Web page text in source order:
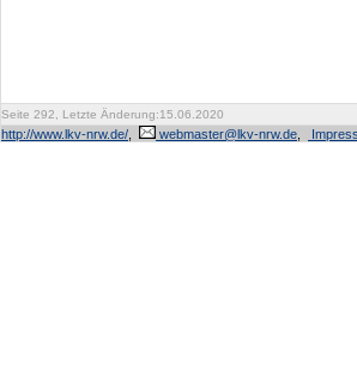
Seite 292, Letzte Änderung:15.06.2020
http://www.lkv-nrw.de/ webmaster@lkv-nrw.de